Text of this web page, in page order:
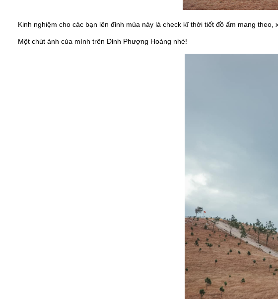
Kinh nghiệm cho các bạn lên đỉnh mùa này là check kĩ thời tiết đồ ấm mang theo,
Một chút ảnh của mình trên Đỉnh Phượng Hoàng nhé!